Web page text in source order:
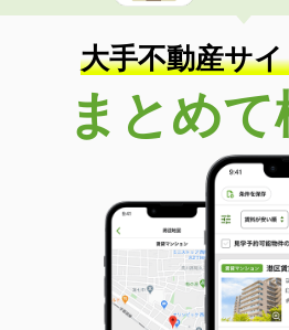
大手不動産サ
まとめて